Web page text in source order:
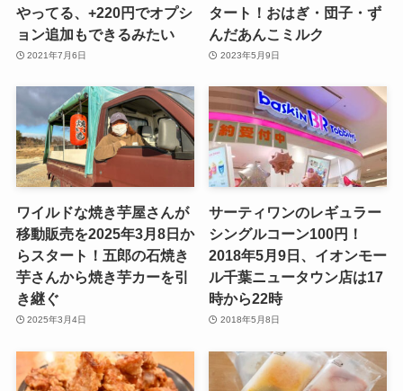
やってる、+220円でオプシ
ョン追加もできるみたい
2021年7月6日
タート！おはぎ・団子・ず
んだあんこミルク
2023年5月9日
ワイルドな焼き芋屋さんが
移動販売を2025年3月8日か
らスタート！五郎の石焼き
芋さんから焼き芋カーを引
き継ぐ
2025年3月4日
サーティワンのレギュラー
シングルコーン100円！
2018年5月9日、イオンモー
ル千葉ニュータウン店は17
時から22時
2018年5月8日